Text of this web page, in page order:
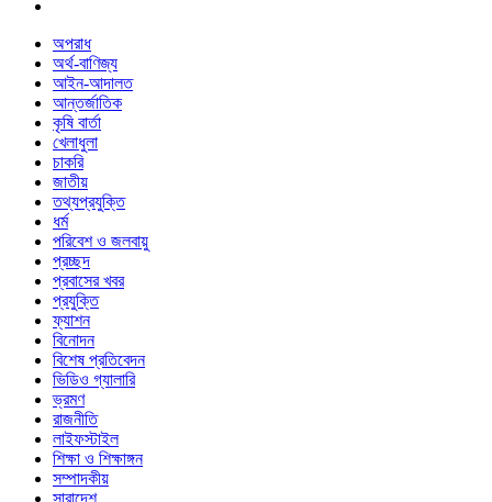
অপরাধ
অর্থ-বাণিজ্য
আইন-আদালত
আন্তর্জাতিক
কৃষি বার্তা
খেলাধুলা
চাকরি
জাতীয়
তথ্যপ্রযুক্তি
ধর্ম
পরিবেশ ও জলবায়ু
প্রচ্ছদ
প্রবাসের খবর
প্রযুক্তি
ফ্যাশন
বিনোদন
বিশেষ প্রতিবেদন
ভিডিও গ্যালারি
ভ্রমণ
রাজনীতি
লাইফস্টাইল
শিক্ষা ও শিক্ষাঙ্গন
সম্পাদকীয়
সারাদেশ